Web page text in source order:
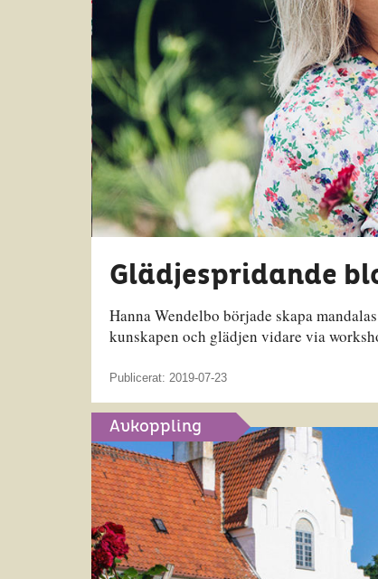
Glädjespridande
Hanna Wendelbo började skapa
kunskapen och glädjen vidare via
Publicerat: 2019-07-23
Avkoppling